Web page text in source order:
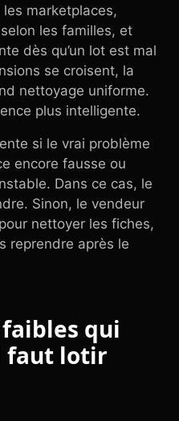
marketplaces,
les familles, et
dès qu’un lot est mal
se croisent, la
nettoyage uniforme.
plus intelligente.
si le vrai problème
encore fausse ou
Dans ce cas, le
Sinon, le vendeur
nettoyer les fiches,
reprendre après le
qui
faut lotir